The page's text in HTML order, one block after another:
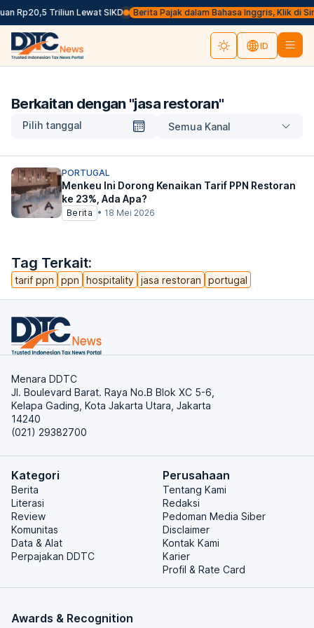
Rp20,5 Triliun Lewat SIKD Berita Pajak dalam Bahasa Inggris, Klik di
ID
Berkaitan dengan "jasa restoran"
Pilih tanggal Semua Kanal
Tag Terkait:
tarif ppn ppn hospitality jasa restoran portugal
PORTUGAL
Menkeu Ini Dorong Kenaikan Tarif PPN Restoran
ke 23%, Ada Apa?
Berita • 18 Mei 2026
Menara DDTC
Jl. Boulevard Barat. Raya No.B Blok XC 5-6,
Kelapa Gading, Kota Jakarta Utara, Jakarta
14240
(021) 29382700
Kategori
Berita
Literasi
Review
Komunitas
Data & Alat
Perpajakan DDTC
Perusahaan
Tentang Kami
Redaksi
Pedoman Media Siber
Disclaimer
Kontak Kami
Karier
Profil & Rate Card
Awards & Recognition